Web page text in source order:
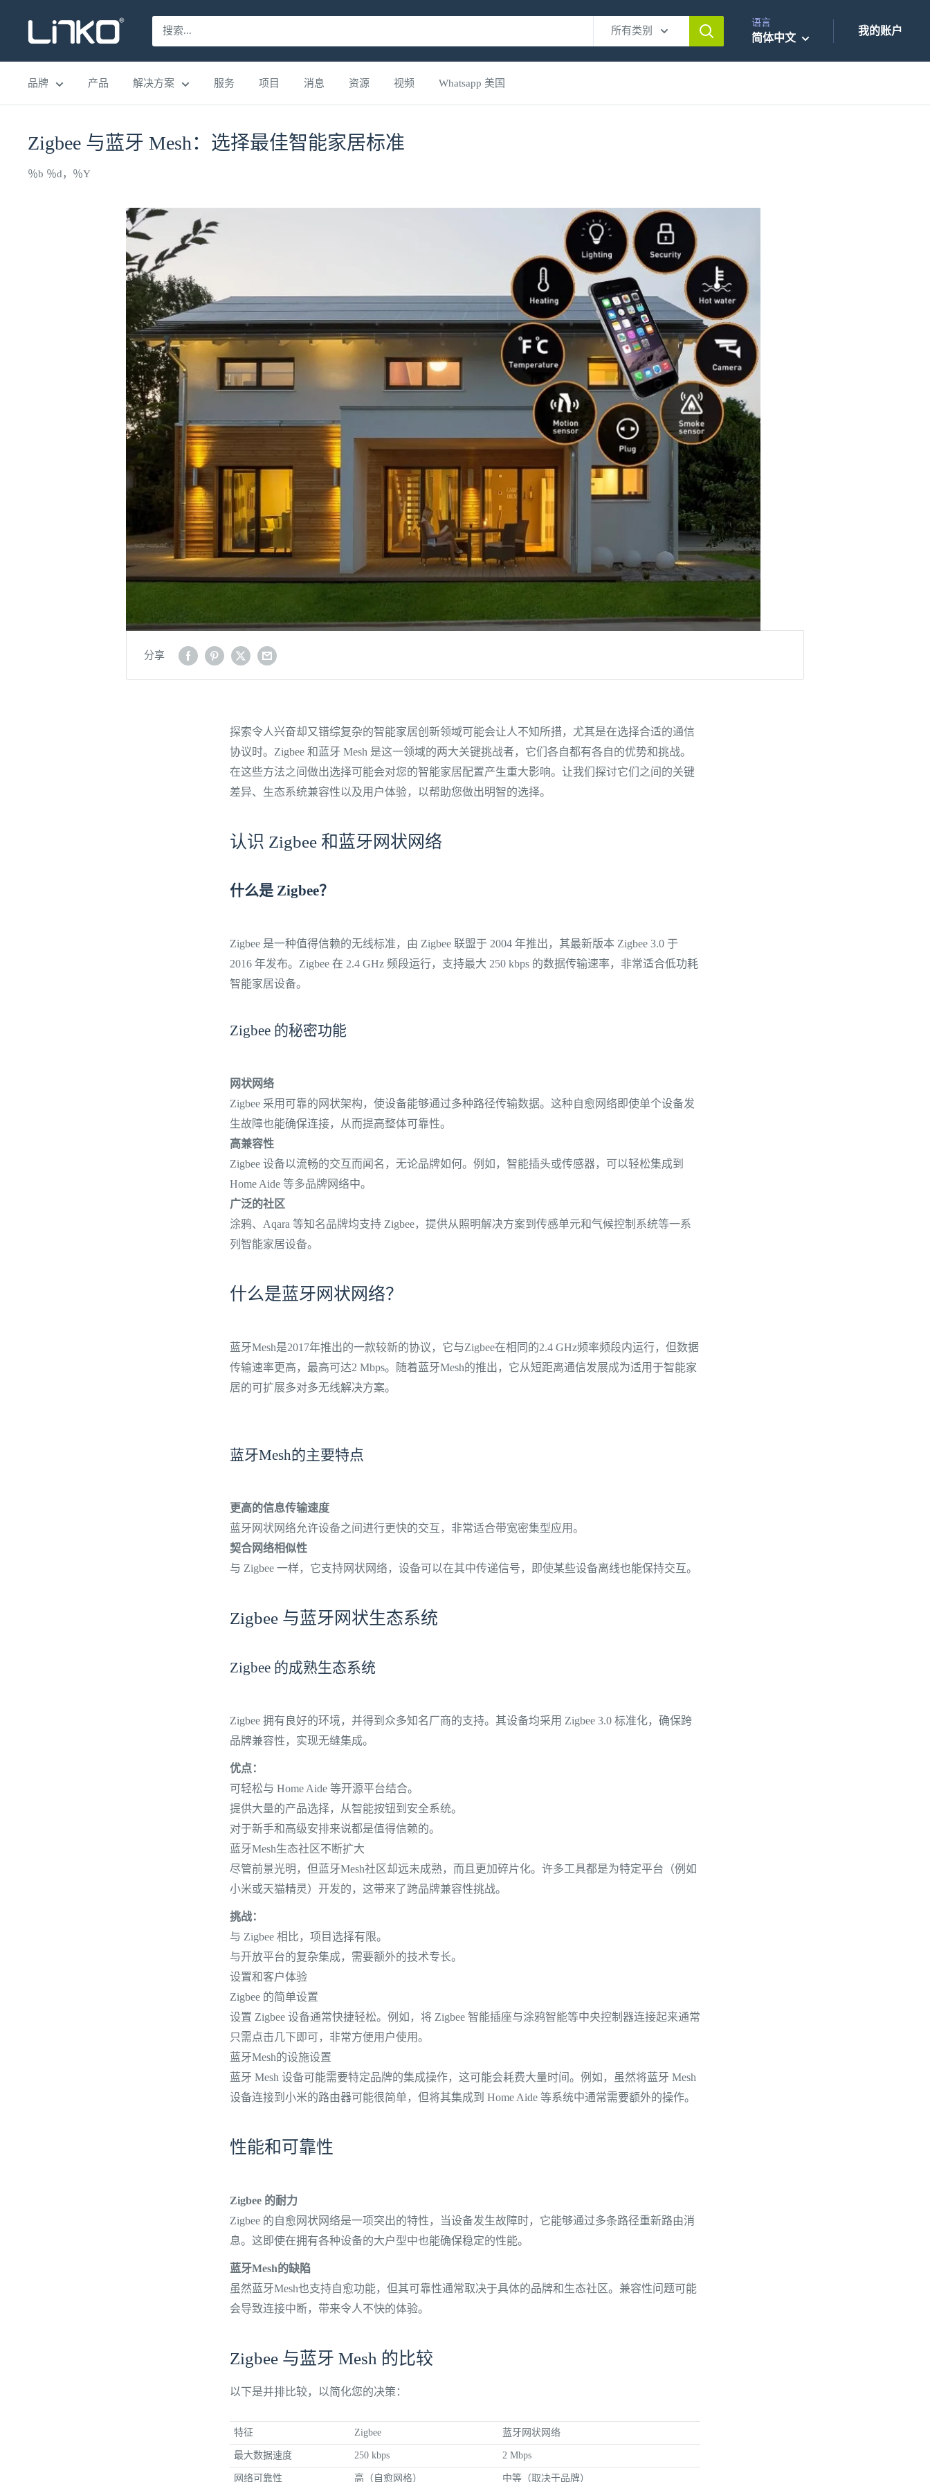
LINKO
SMART
TECHNOLOGY
LIMITED
所有类别
语言
简体中文
我的账户
品牌 产品 解决方案 服务 项目 消息 资源 视频 Whatsapp 美国
Zigbee 与蓝牙 Mesh：选择最佳智能家居标准
％b ％d，％Y
分享
探索令人兴奋却又错综复杂的智能家居创新领域可能会让人不知所措，尤其是在选择合适的通信
协议时。Zigbee 和蓝牙 Mesh 是这一领域的两大关键挑战者，它们各自都有各自的优势和挑战。
在这些方法之间做出选择可能会对您的智能家居配置产生重大影响。让我们探讨它们之间的关键
差异、生态系统兼容性以及用户体验，以帮助您做出明智的选择。
认识 Zigbee 和蓝牙网状网络
什么是 Zigbee？
Zigbee 是一种值得信赖的无线标准，由 Zigbee 联盟于 2004 年推出，其最新版本 Zigbee 3.0 于
2016 年发布。Zigbee 在 2.4 GHz 频段运行，支持最大 250 kbps 的数据传输速率，非常适合低功耗
智能家居设备。
Zigbee 的秘密功能
网状网络
Zigbee 采用可靠的网状架构，使设备能够通过多种路径传输数据。这种自愈网络即使单个设备发
生故障也能确保连接，从而提高整体可靠性。
高兼容性
Zigbee 设备以流畅的交互而闻名，无论品牌如何。例如，智能插头或传感器，可以轻松集成到
Home Aide 等多品牌网络中。
广泛的社区
涂鸦、Aqara 等知名品牌均支持 Zigbee，提供从照明解决方案到传感单元和气候控制系统等一系
列智能家居设备。
什么是蓝牙网状网络？
蓝牙Mesh是2017年推出的一款较新的协议，它与Zigbee在相同的2.4 GHz频率频段内运行，但数据
传输速率更高，最高可达2 Mbps。随着蓝牙Mesh的推出，它从短距离通信发展成为适用于智能家
居的可扩展多对多无线解决方案。
蓝牙Mesh的主要特点
更高的信息传输速度
蓝牙网状网络允许设备之间进行更快的交互，非常适合带宽密集型应用。
契合网络相似性
与 Zigbee 一样，它支持网状网络，设备可以在其中传递信号，即使某些设备离线也能保持交互。
Zigbee 与蓝牙网状生态系统
Zigbee 的成熟生态系统
Zigbee 拥有良好的环境，并得到众多知名厂商的支持。其设备均采用 Zigbee 3.0 标准化，确保跨
品牌兼容性，实现无缝集成。
优点：
可轻松与 Home Aide 等开源平台结合。
提供大量的产品选择，从智能按钮到安全系统。
对于新手和高级安排来说都是值得信赖的。
蓝牙Mesh生态社区不断扩大
尽管前景光明，但蓝牙Mesh社区却远未成熟，而且更加碎片化。许多工具都是为特定平台（例如
小米或天猫精灵）开发的，这带来了跨品牌兼容性挑战。
挑战：
与 Zigbee 相比，项目选择有限。
与开放平台的复杂集成，需要额外的技术专长。
设置和客户体验
Zigbee 的简单设置
设置 Zigbee 设备通常快捷轻松。例如，将 Zigbee 智能插座与涂鸦智能等中央控制器连接起来通常
只需点击几下即可，非常方便用户使用。
蓝牙Mesh的设施设置
蓝牙 Mesh 设备可能需要特定品牌的集成操作，这可能会耗费大量时间。例如，虽然将蓝牙 Mesh
设备连接到小米的路由器可能很简单，但将其集成到 Home Aide 等系统中通常需要额外的操作。
性能和可靠性
Zigbee 的耐力
Zigbee 的自愈网状网络是一项突出的特性，当设备发生故障时，它能够通过多条路径重新路由消
息。这即使在拥有各种设备的大户型中也能确保稳定的性能。
蓝牙Mesh的缺陷
虽然蓝牙Mesh也支持自愈功能，但其可靠性通常取决于具体的品牌和生态社区。兼容性问题可能
会导致连接中断，带来令人不快的体验。
Zigbee 与蓝牙 Mesh 的比较
以下是并排比较，以简化您的决策：
特征 Zigbee 蓝牙网状网络
最大数据速度 250 kbps 2 Mbps
网络可靠性 高（自愈网格） 中等（取决于品牌）